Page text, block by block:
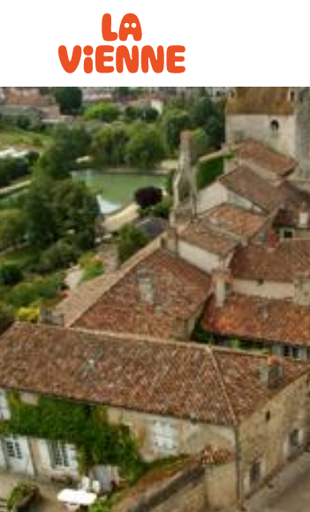
Panneau de gestion des cookies